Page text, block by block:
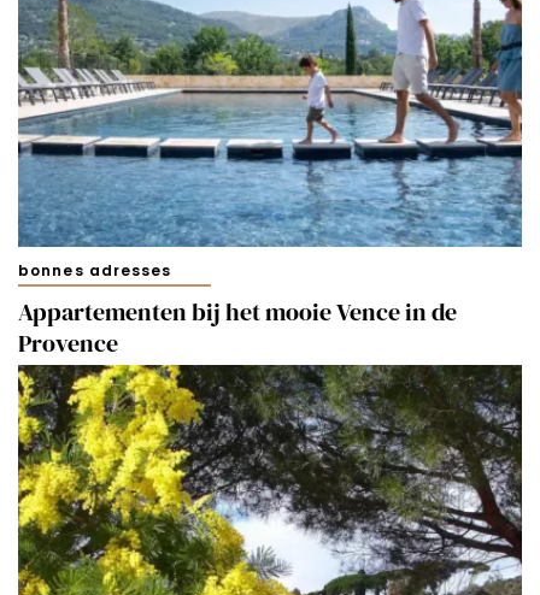
bonnes adresses
Appartementen bij het mooie Vence in de
Provence